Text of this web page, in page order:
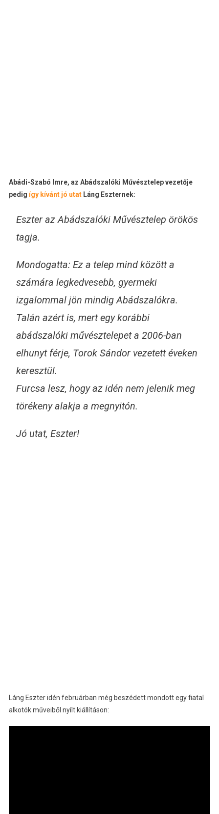
Abádi-Szabó Imre, az Abádszalóki Művésztelep vezetője
pedig így kívánt jó utatLáng Eszternek:
Eszter az Abádszalóki Művésztelep örökös
tagja.
Mondogatta: Ez a telep mind között a
számára legkedvesebb, gyermeki
izgalommal jön mindig Abádszalókra.
Talán azért is, mert egy korábbi
abádszalóki művésztelepet a 2006-ban
elhunyt férje, Torok Sándor vezetett éveken
keresztül.
Furcsa lesz, hogy az idén nem jelenik meg
törékeny alakja a megnyitón.
Jó utat, Eszter!
Láng Eszter idén februárban még beszédett mondott egy fiatal
alkotók műveiből nyílt kiállításon: